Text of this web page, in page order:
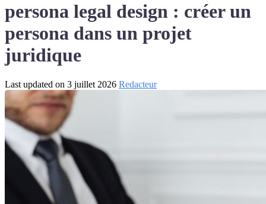
persona legal design : créer un
persona dans un projet
juridique
Last updated on 3 juillet 2026 Redacteur